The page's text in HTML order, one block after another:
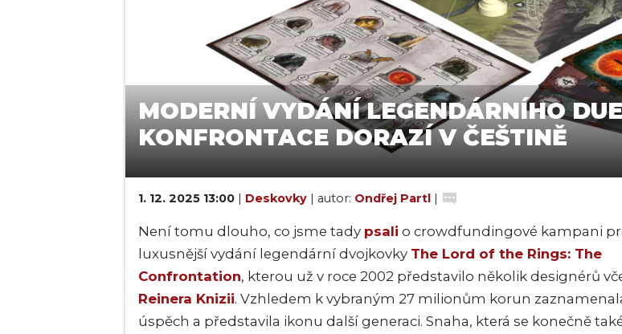
MODERNÍ VYDÁNÍ LEGENDÁRNÍHO
KONFRONTACE DORAZÍ V ČEŠTINĚ
1. 12. 2025 13:00 | Deskovky | autor: Ondřej Partl |
Není tomu dlouho, co jsme tady psali o crowdfundingové kampani
luxusnější vydání legendární dvojkovky The Lord of the Rings: The
Confrontation, kterou už v roce 2002 představilo několik designérů
Reinera Knizii. Vzhledem k vybraným 27 milionům korun
úspěch a představila ikonu další generaci. Snaha, která se konečně